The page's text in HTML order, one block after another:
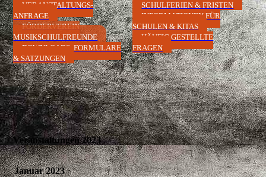
VERANSTALTUNGS-
ANFRAGE
FÖRDERVEREIN
MUSIKSCHULFREUNDE
DOWNLOADS, FORMULARE
& SATZUNGEN
SCHULFERIEN & FRISTEN
INFORMATIONEN FÜR
SCHULEN & KITAS
HÄUFIG GESTELLTE
FRAGEN
Veranstaltungen 2023
Januar 2023